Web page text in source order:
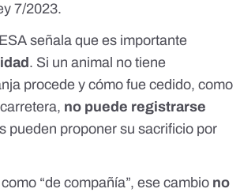
7/2023.
señala que es importante
. Si un animal no tiene
procede y cómo fue cedido, como
no puede registrarse
pueden proponer su sacrificio por
“de compañía”, ese cambio no